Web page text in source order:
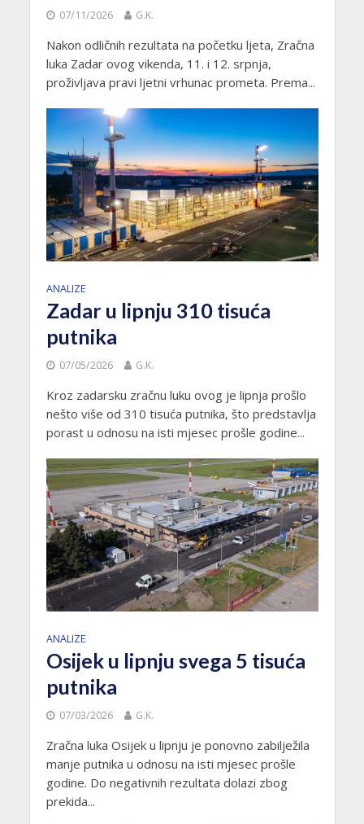
07/11/2026 G.K.
Nakon odličnih rezultata na početku ljeta, Zračna
luka Zadar ovog vikenda, 11. i 12. srpnja,
proživljava pravi ljetni vrhunac prometa. Prema...
ANALIZE
Zadar u lipnju 310 tisuća
putnika
07/05/2026 G.K.
Kroz zadarsku zračnu luku ovog je lipnja prošlo
nešto više od 310 tisuća putnika, što predstavlja
porast u odnosu na isti mjesec prošle godine...
ANALIZE
Osijek u lipnju svega 5 tisuća
putnika
07/03/2026 G.K.
Zračna luka Osijek u lipnju je ponovno zabilježila
manje putnika u odnosu na isti mjesec prošle
godine. Do negativnih rezultata dolazi zbog
prekida...